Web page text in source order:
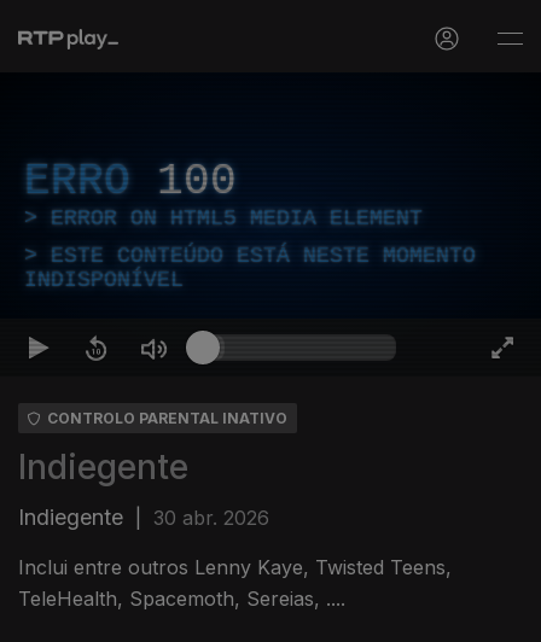
ERRO 100
ERROR ON HTML5 MEDIA ELEMENT
ESTE CONTEÚDO ESTÁ NESTE MOMENTO
INDISPONÍVEL
CONTROLO PARENTAL INATIVO
Indiegente
Indiegente 30 abr. 2026
Inclui entre outros Lenny Kaye, Twisted Teens,
TeleHealth, Spacemoth, Sereias, ....